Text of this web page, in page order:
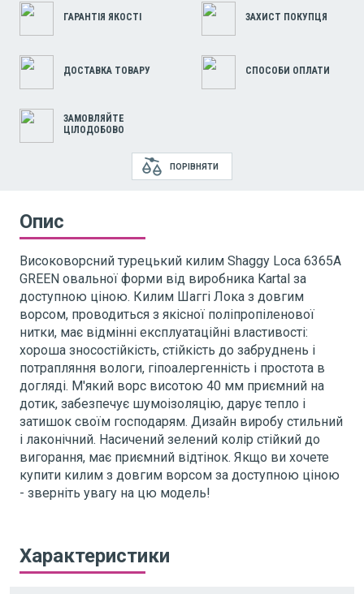
ГАРАНТІЯ ЯКОСТІ ЗАХИСТ ПОКУПЦЯ
ДОСТАВКА ТОВАРУ СПОСОБИ ОПЛАТИ
ЗАМОВЛЯЙТЕ
ЦІЛОДОБОВО
ПОРІВНЯТИ
Опис
Високоворсний турецький килим Shaggy Loca 6365A
GREEN овальної форми від виробника Kartal за
доступною ціною. Килим Шаггі Лока з довгим
ворсом, проводиться з якісної поліпропіленової
нитки, має відмінні експлуатаційні властивості:
хороша зносостійкість, стійкість до забруднень і
потрапляння вологи, гіпоалергенність і простота в
догляді. М'який ворс висотою 40 мм приємний на
дотик, забезпечує шумоізоляцію, дарує тепло і
затишок своїм господарям. Дизайн виробу стильний
і лаконічний. Насичений зелений колір стійкий до
вигорання, має приємний відтінок. Якщо ви хочете
купити килим з довгим ворсом за доступною ціною
- зверніть увагу на цю модель!
Характеристики